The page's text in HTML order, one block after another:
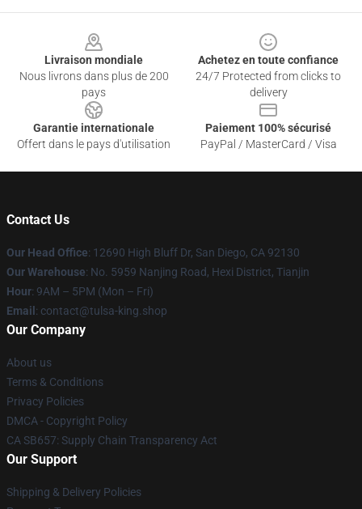
Livraison mondiale
Nous livrons dans plus de 200
pays
Achetez en toute confiance
24/7 Protected from clicks to
delivery
Garantie internationale
Offert dans le pays d'utilisation
Paiement 100% sécurisé
PayPal / MasterCard / Visa
Contact Us
Our Head Office: 12690 High Bluff Dr, San Diego, CA 92130
Our Warehouse: No. 5959 Nanjing Road, Hexi District, Tianjin
Hour: 9AM – 5PM (Mon – Fri)
Email : contact@tulsa-king.shop
Our Company
About us
Terms & Conditions
Privacy Policies
DMCA - Copyright Policy
CA SB657: Supply Chain Transparency Act
Our Support
Shipping & Delivery Policies